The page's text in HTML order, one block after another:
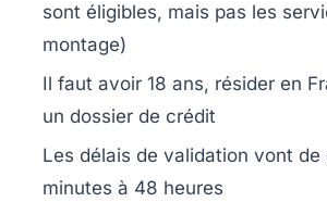
sont éligibles, mais pas les
montage)
Il faut avoir 18 ans, résider en
un dossier de crédit
Les délais de validation vont de
minutes à 48 heures